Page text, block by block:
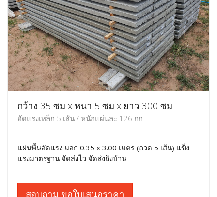
กว้าง 35 ซม x หนา 5 ซม x ยาว 300 ซม
อัดแรงเหล็ก 5 เส้น / หนักแผ่นละ 126 กก
แผ่นพื้นอัดแรง มอก 0.35 x 3.00 เมตร (ลวด 5 เส้น) แข็ง
แรงมาตรฐาน จัดส่งไว จัดส่งถึงบ้าน
สอบถาม ขอใบเสนอราคา